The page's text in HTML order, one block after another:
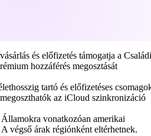
és előfizetés támogatja a Családi
hozzáférés megosztását
tartó és előfizetéses
az iCloud szinkronizáció
vonatkozóan amerikai
végső árak régiónként eltérhetnek.